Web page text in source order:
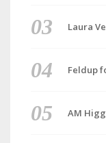
Laura
Feldup
AM